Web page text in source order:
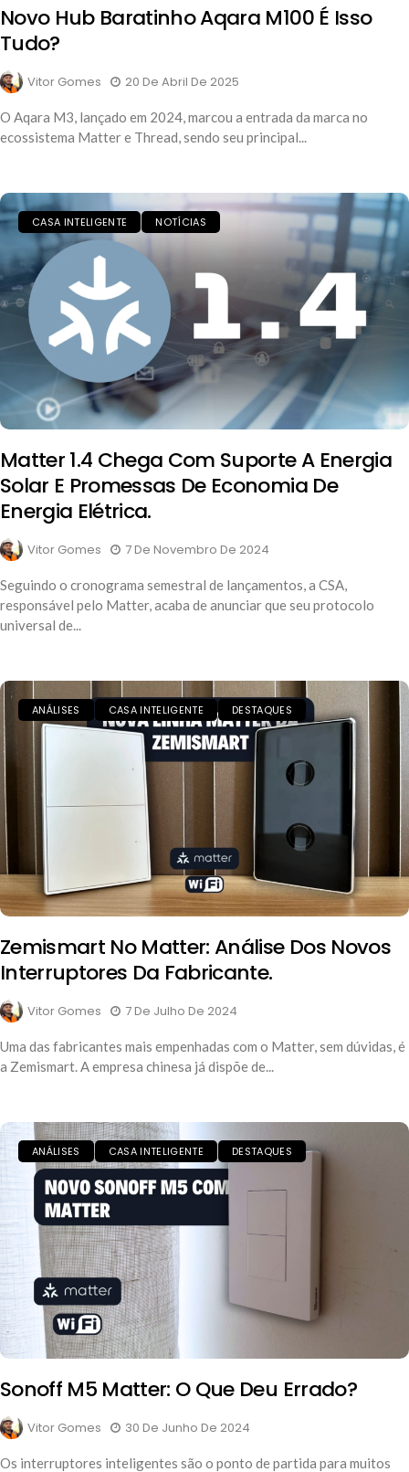
Novo Hub Baratinho Aqara M100 É Isso
Tudo?
Vitor Gomes 20 De Abril De 2025
O Aqara M3, lançado em 2024, marcou a entrada da marca no
ecossistema Matter e Thread, sendo seu principal...
CASA INTELIGENTE NOTÍCIAS
Matter 1.4 Chega Com Suporte A Energia
Solar E Promessas De Economia De
Energia Elétrica.
Vitor Gomes 7 De Novembro De 2024
Seguindo o cronograma semestral de lançamentos, a CSA,
responsável pelo Matter, acaba de anunciar que seu protocolo
universal de...
ANÁLISES CASA INTELIGENTE DESTAQUES
Zemismart No Matter: Análise Dos Novos
Interruptores Da Fabricante.
Vitor Gomes 7 De Julho De 2024
Uma das fabricantes mais empenhadas com o Matter, sem dúvidas, é
a Zemismart. A empresa chinesa já dispõe de...
ANÁLISES CASA INTELIGENTE DESTAQUES
Sonoff M5 Matter: O Que Deu Errado?
Vitor Gomes 30 De Junho De 2024
Os interruptores inteligentes são o ponto de partida para muitos